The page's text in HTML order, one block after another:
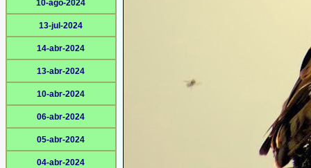
10-ago-2024
13-jul-2024
14-abr-2024
13-abr-2024
10-abr-2024
06-abr-2024
05-abr-2024
04-abr-2024